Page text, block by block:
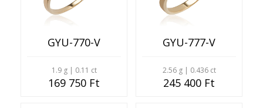
GYU-770-V
1.9 g | 0.11 ct
169 750 Ft
GYU-777-V
2.56 g | 0.436 ct
245 400 Ft